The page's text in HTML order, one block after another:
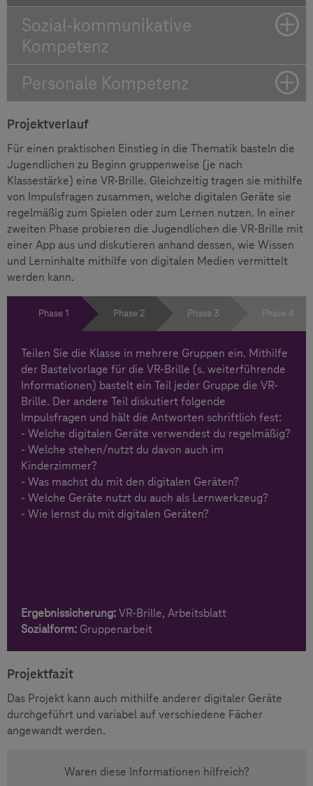
Sozial-kommunikative
Kompetenz
Personale Kompetenz
Projektverlauf
Für einen praktischen Einstieg in die Thematik basteln die
Jugendlichen zu Beginn gruppenweise (je nach
Klassestärke) eine VR-Brille. Gleichzeitig tragen sie mithilfe
von Impulsfragen zusammen, welche digitalen Geräte sie
regelmäßig zum Spielen oder zum Lernen nutzen. In einer
zweiten Phase probieren die Jugendlichen die VR-Brille mit
einer App aus und diskutieren anhand dessen, wie Wissen
und Lerninhalte mithilfe von digitalen Medien vermittelt
werden kann.
Phase 1 Phase 2 Phase 3 Phase 4
Teilen Sie die Klasse in mehrere Gruppen ein. Mithilfe
der Bastelvorlage für die VR-Brille (s. weiterführende
Informationen) bastelt ein Teil jeder Gruppe die VR-
Brille. Der andere Teil diskutiert folgende
Impulsfragen und hält die Antworten schriftlich fest:
- Welche digitalen Geräte verwendest du regelmäßig?
- Welche stehen/nutzt du davon auch im
Kinderzimmer?
- Was machst du mit den digitalen Geräten?
- Welche Geräte nutzt du auch als Lernwerkzeug?
- Wie lernst du mit digitalen Geräten?
Ergebnissicherung:VR-Brille, Arbeitsblatt
Sozialform: Gruppenarbeit
Projektfazit
Das Projekt kann auch mithilfe anderer digitaler Geräte
durchgeführt und variabel auf verschiedene Fächer
angewandt werden.
Waren diese Informationen hilfreich?